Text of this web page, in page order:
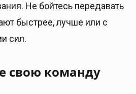
Не бойтесь передавать
быстрее, лучше или с
сил.
свою команду